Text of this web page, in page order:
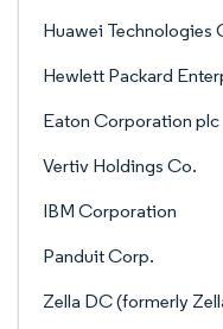
Huawei Technologies
Hewlett Packard
Eaton Corporation plc
Vertiv Holdings Co.
IBM Corporation
Panduit Corp.
Zella DC (formerly